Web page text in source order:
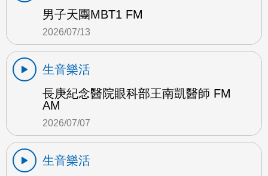
男子天團MBT1 FM
2026/07/13
生音樂活
長庚紀念醫院眼科部王南凱醫師 FM
AM
2026/07/07
生音樂活